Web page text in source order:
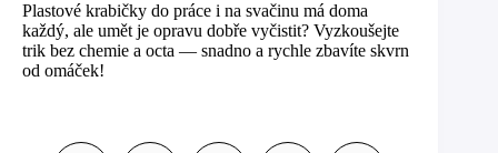
Plastové krabičky do práce i na svačinu má doma
každý, ale umět je opravu dobře vyčistit? Vyzkoušejte
trik bez chemie a octa — snadno a rychle zbavíte skvrn
od omáček!